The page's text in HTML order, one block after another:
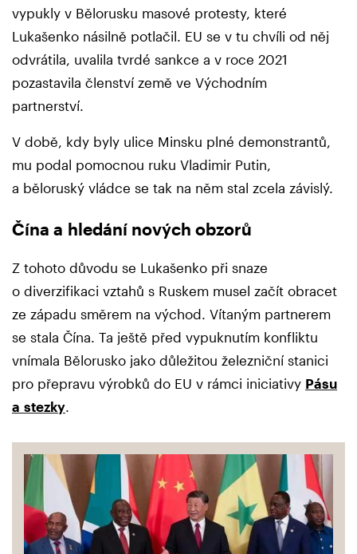
vypukly v Bělorusku masové protesty, které
Lukašenko násilně potlačil. EU se v tu chvíli od něj
odvrátila, uvalila tvrdé sankce a v roce 2021
pozastavila členství země ve Východním
partnerství.
V době, kdy byly ulice Minsku plné demonstrantů,
mu podal pomocnou ruku Vladimir Putin,
a běloruský vládce se tak na něm stal zcela závislý.
Čína a hledání nových obzorů
Z tohoto důvodu se Lukašenko při snaze
o diverzifikaci vztahů s Ruskem musel začít obracet
ze západu směrem na východ. Vítaným partnerem
se stala Čína. Ta ještě před vypuknutím konfliktu
vnímala Bělorusko jako důležitou železniční stanici
pro přepravu výrobků do EU v rámci iniciativy Pásu
a stezky